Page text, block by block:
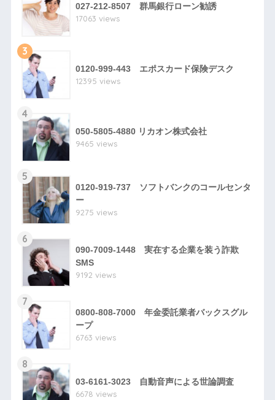
027-212-8507 群馬銀行ローン勧誘
17063 views
3
0120-999-443 エポスカード保険デスク
12395 views
4
050-5805-4880 リカオン株式会社
9465 views
5
0120-919-737 ソフトバンクのコールセンタ
ー
9275 views
6
090-7009-1448 実在する企業を装う詐欺
SMS
9192 views
7
0800-808-7000 年金委託業者バックスグル
ープ
6763 views
8
03-6161-3023 自動音声による世論調査
6678 views